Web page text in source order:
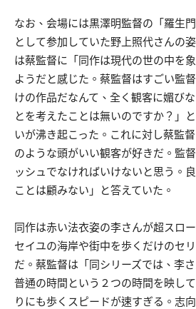
なお、会場には黒澤明監督の「羅生
として参加していた野上照代さんの
は蔡監督に「同作は現代の世の中を
ようだと感じた。蔡監督はすごい監
けの作品だなんて、全く観客に媚び
とを考えたことは無いのですか？」
いが沸き起こった。これに対し蔡監
のような頭がいい観客が好きだ。監
ッシュでなければいけないと思う。
ことは顧みない」と答えていた。
同作は赤い法衣姿の李さんが超スロ
セイユの海岸や街中を歩くだけのセ
だ。蔡監督は「同シリーズでは、李
普通の時間という２つの時間を映し
りにも歩くスピードが速すぎる。志